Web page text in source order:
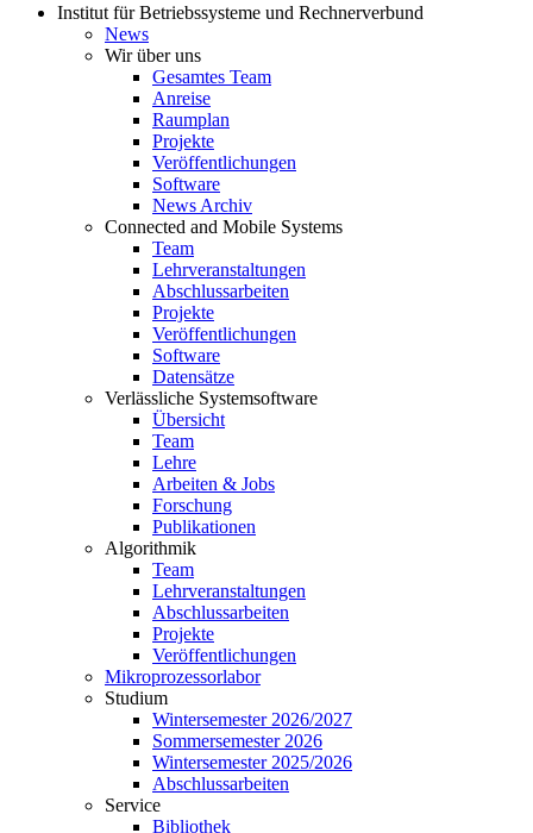
Institut für Betriebssysteme und Rechnerverbund
News
Wir über uns
Gesamtes Team
Anreise
Raumplan
Projekte
Veröffentlichungen
Software
News Archiv
Connected and Mobile Systems
Team
Lehrveranstaltungen
Abschlussarbeiten
Projekte
Veröffentlichungen
Software
Datensätze
Verlässliche Systemsoftware
Übersicht
Team
Lehre
Arbeiten & Jobs
Forschung
Publikationen
Algorithmik
Team
Lehrveranstaltungen
Abschlussarbeiten
Projekte
Veröffentlichungen
Mikroprozessorlabor
Studium
Wintersemester 2026/2027
Sommersemester 2026
Wintersemester 2025/2026
Abschlussarbeiten
Service
Bibliothek